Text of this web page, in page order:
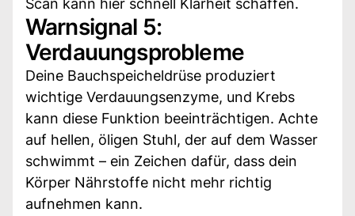
Scan kann hier schnell Klarheit schaffen.
Warnsignal 5:
Verdauungsprobleme
Deine Bauchspeicheldrüse produziert
wichtige Verdauungsenzyme, und Krebs
kann diese Funktion beeinträchtigen. Achte
auf hellen, öligen Stuhl, der auf dem Wasser
schwimmt – ein Zeichen dafür, dass dein
Körper Nährstoffe nicht mehr richtig
aufnehmen kann.